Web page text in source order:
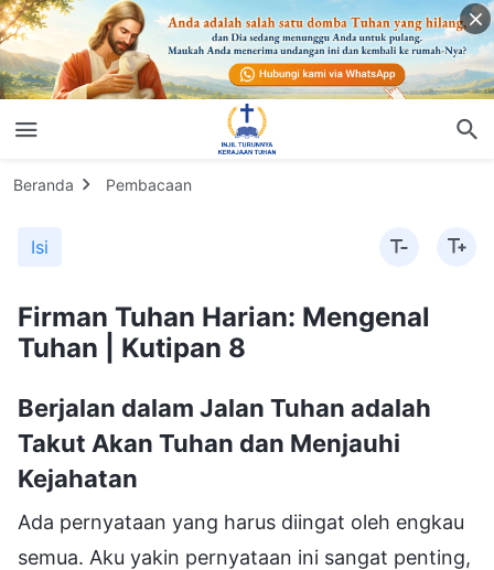
Beranda Pembacaan
Isi
Firman Tuhan Harian: Mengenal
Tuhan | Kutipan 8
Berjalan dalam Jalan Tuhan adalah
Takut Akan Tuhan dan Menjauhi
Kejahatan
Ada pernyataan yang harus diingat oleh engkau
semua. Aku yakin pernyataan ini sangat penting,